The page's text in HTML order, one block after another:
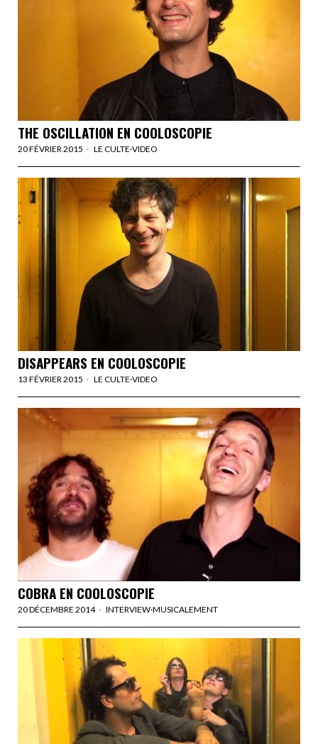
THE OSCILLATION EN COOLOSCOPIE
20 FÉVRIER 2015 LE CULTE·VIDEO
DISAPPEARS EN COOLOSCOPIE
13 FÉVRIER 2015 LE CULTE·VIDEO
COBRA EN COOLOSCOPIE
20 DÉCEMBRE 2014 INTERVIEW·MUSICALEMENT